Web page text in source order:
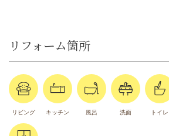
リフォーム箇所
リビング キッチン 風呂 洗面 トイレ